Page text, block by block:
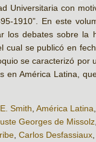
Universitaria con
1910”. En este
los debates sobre
cual se publicó en
se caracterizó
en América Latina,
Smith América Latina
Georges de Missolz
Carlos Desfassiaux